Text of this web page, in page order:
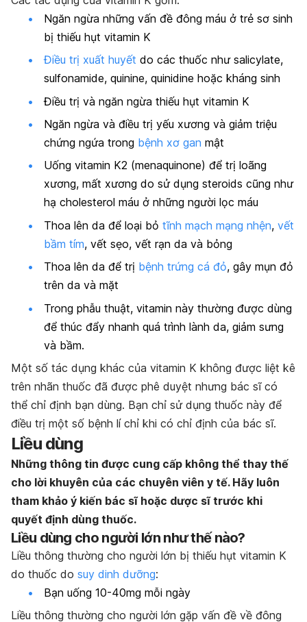
Ngăn ngừa những vấn đề đông máu ở trẻ sơ sinh
bị thiếu hụt vitamin K
Điều trị xuất huyết do các thuốc như salicylate,
sulfonamide, quinine, quinidine hoặc kháng sinh
Điều trị và ngăn ngừa thiếu hụt vitamin K
Ngăn ngừa và điều trị yếu xương và giảm triệu
chứng ngứa trong bệnh xơ gan mật
Uống vitamin K2 (menaquinone) để trị loãng
xương, mất xương do sử dụng steroids cũng như
hạ cholesterol máu ở những người lọc máu
Thoa lên da để loại bỏ tĩnh mạch mạng nhện, vết
bầm tím, vết sẹo, vết rạn da và bỏng
Thoa lên da để trị bệnh trứng cá đỏ, gây mụn đỏ
trên da và mặt
Trong phẫu thuật, vitamin này thường được dùng
để thúc đẩy nhanh quá trình lành da, giảm sưng
và bầm.
Một số tác dụng khác của vitamin K không được liệt kê
trên nhãn thuốc đã được phê duyệt nhưng bác sĩ có
thể chỉ định bạn dùng. Bạn chỉ sử dụng thuốc này để
điều trị một số bệnh lí chỉ khi có chỉ định của bác sĩ.
Liều dùng
Những thông tin được cung cấp không thể thay thế
cho lời khuyên của các chuyên viên y tế. Hãy luôn
tham khảo ý kiến bác sĩ hoặc dược sĩ trước khi
quyết định dùng thuốc.
Liều dùng cho người lớn như thế nào?
Liều thông thường cho người lớn bị thiếu hụt vitamin K
do thuốc do suy dinh dưỡng:
Bạn uống 10-40mg mỗi ngày
Liều thông thường cho người lớn gặp vấn đề về đông